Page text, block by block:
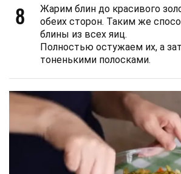
8
Жарим блин до красивого
обеих сторон. Таким же
блины из всех яиц.
Полностью остужаем их, а
тоненькими полосками.